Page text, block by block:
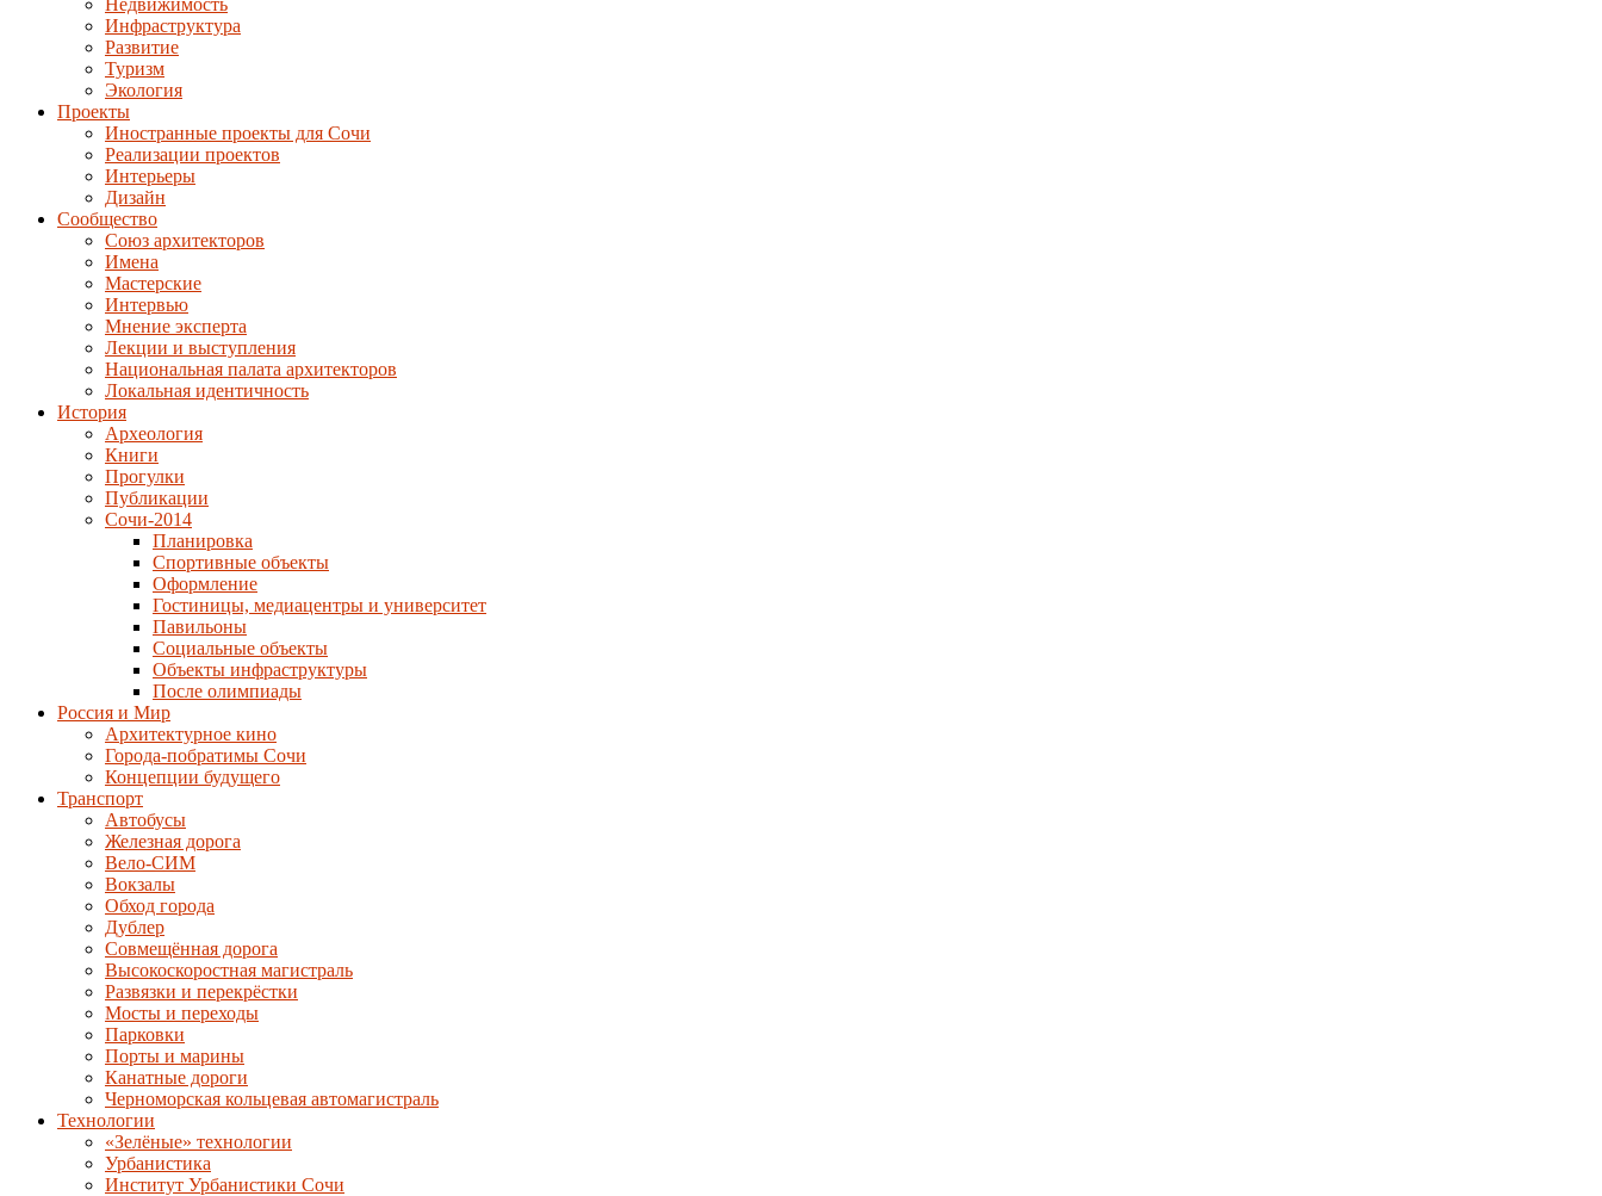
Недвижимость
Инфраструктура
Развитие
Туризм
Экология
Проекты
Иностранные проекты для Сочи
Реализации проектов
Интерьеры
Дизайн
Сообщество
Союз архитекторов
Имена
Мастерские
Интервью
Мнение эксперта
Лекции и выступления
Национальная палата архитекторов
Локальная идентичность
История
Археология
Книги
Прогулки
Публикации
Сочи-2014
Планировка
Спортивные объекты
Оформление
Гостиницы, медиацентры и университет
Павильоны
Социальные объекты
Объекты инфраструктуры
После олимпиады
Россия и Мир
Архитектурное кино
Города-побратимы Сочи
Концепции будущего
Транспорт
Автобусы
Железная дорога
Вело-СИМ
Вокзалы
Обход города
Дублер
Совмещённая дорога
Высокоскоростная магистраль
Развязки и перекрёстки
Мосты и переходы
Парковки
Порты и марины
Канатные дороги
Черноморская кольцевая автомагистраль
Технологии
«Зелёные» технологии
Урбанистика
Институт Урбанистики Сочи